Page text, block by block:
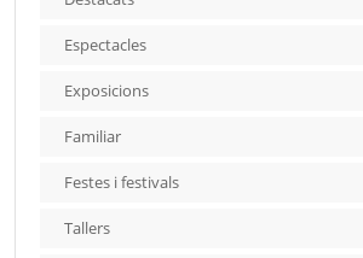
Espectacles
Exposicions
Familiar
Festes i festivals
Tallers